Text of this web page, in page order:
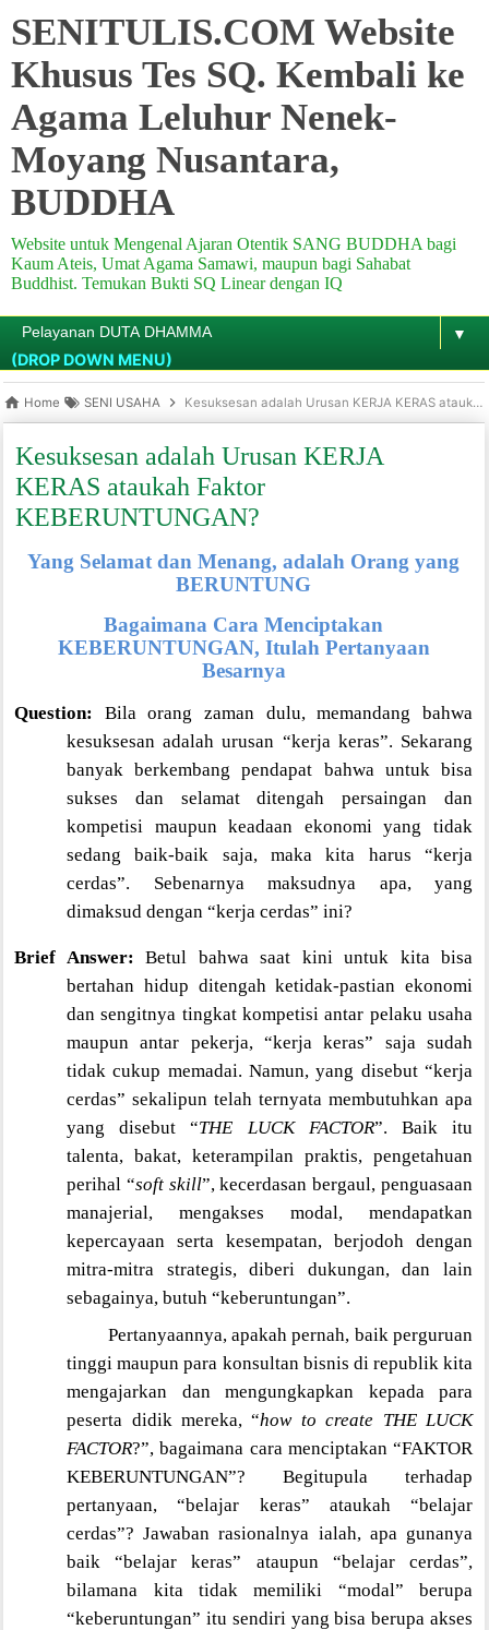
SENITULIS.COM Website
Khusus Tes SQ. Kembali ke
Agama Leluhur Nenek-
Moyang Nusantara,
BUDDHA
Website untuk Mengenal Ajaran Otentik SANG BUDDHA bagi
Kaum Ateis, Umat Agama Samawi, maupun bagi Sahabat
Buddhist. Temukan Bukti SQ Linear dengan IQ
▼
(DROP DOWN MENU)
Home SENI USAHA Kesuksesan adalah Urusan KERJA KERAS ataukah Faktor KEBERUNTUNGAN?
Kesuksesan adalah Urusan KERJA
KERAS ataukah Faktor
KEBERUNTUNGAN?
Yang Selamat dan Menang, adalah Orang yang
BERUNTUNG
Bagaimana Cara Menciptakan
KEBERUNTUNGAN, Itulah Pertanyaan
Besarnya
Question:
Bila orang zaman dulu, memandang bahwa
kesuksesan adalah urusan “kerja keras”. Sekarang
banyak berkembang pendapat bahwa untuk bisa
sukses dan selamat ditengah persaingan dan
kompetisi maupun keadaan ekonomi yang tidak
sedang baik-baik saja, maka kita harus “kerja
cerdas”. Sebenarnya maksudnya apa, yang
dimaksud dengan “kerja cerdas” ini?
Brief Answer: Betul bahwa saat kini untuk kita bisa
bertahan hidup ditengah ketidak-pastian ekonomi
dan sengitnya tingkat kompetisi antar pelaku usaha
maupun antar pekerja, “kerja keras” saja sudah
tidak cukup memadai. Namun, yang disebut “kerja
cerdas” sekalipun telah ternyata membutuhkan apa
yang disebut “THE LUCK FACTOR”. Baik itu
talenta, bakat, keterampilan praktis, pengetahuan
perihal “soft skill”, kecerdasan bergaul, penguasaan
manajerial, mengakses modal, mendapatkan
kepercayaan serta kesempatan, berjodoh dengan
mitra-mitra strategis, diberi dukungan, dan lain
sebagainya, butuh “keberuntungan”.
Pertanyaannya, apakah pernah, baik perguruan
tinggi maupun para konsultan bisnis di republik kita
mengajarkan dan mengungkapkan kepada para
peserta didik mereka, “how to create THE LUCK
FACTOR?”, bagaimana cara menciptakan “FAKTOR
KEBERUNTUNGAN”? Begitupula terhadap
pertanyaan, “belajar keras” ataukah “belajar
cerdas”? Jawaban rasionalnya ialah, apa gunanya
baik “belajar keras” ataupun “belajar cerdas”,
bilamana kita tidak memiliki “modal” berupa
“keberuntungan” itu sendiri yang bisa berupa akses